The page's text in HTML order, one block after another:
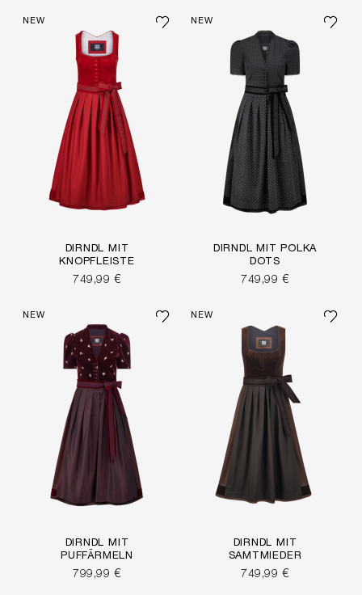
NEW
DIRNDL MIT
KNOPFLEISTE
749,99 €
NEW
DIRNDL MIT POLKA
DOTS
749,99 €
NEW
DIRNDL MIT
PUFFÄRMELN
799,99 €
NEW
DIRNDL MIT
SAMTMIEDER
749,99 €